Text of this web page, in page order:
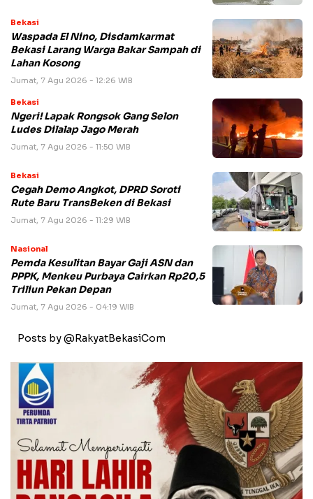
Bekasi
Waspada El Nino, Disdamkarmat
Bekasi Larang Warga Bakar Sampah di
Lahan Kosong
Jumat, 7 Agu 2026 - 12:26 WIB
Bekasi
Ngeri! Lapak Rongsok Gang Selon
Ludes Dilalap Jago Merah
Jumat, 7 Agu 2026 - 11:50 WIB
Bekasi
Cegah Demo Angkot, DPRD Soroti
Rute Baru TransBeken di Bekasi
Jumat, 7 Agu 2026 - 11:29 WIB
Nasional
Pemda Kesulitan Bayar Gaji ASN dan
PPPK, Menkeu Purbaya Cairkan Rp20,5
Triliun Pekan Depan
Jumat, 7 Agu 2026 - 04:19 WIB
Posts by @RakyatBekasiCom